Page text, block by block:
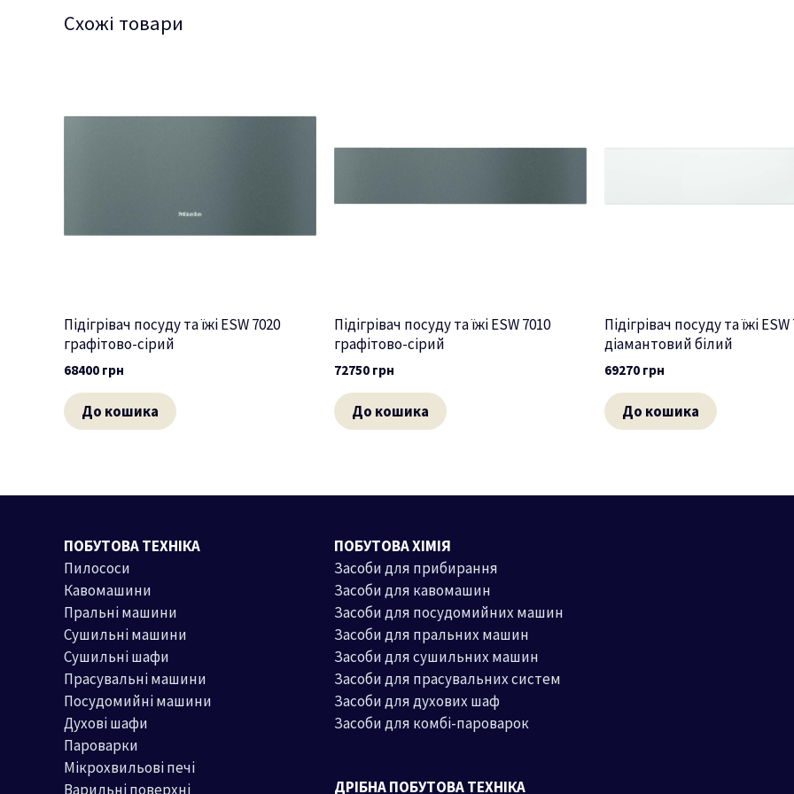
Схожі товари
Підігрівач посуду та їжі ESW 7020
графітово-сірий
68400 грн
До кошика
Підігрівач посуду та їжі ESW 7010
графітово-сірий
72750 грн
До кошика
Підігрівач посуду та їжі ESW
діамантовий білий
69270 грн
До кошика
ПОБУТОВА ТЕХНІКА
Пилососи
Кавомашини
Пральні машини
Сушильні машини
Сушильні шафи
Прасувальні машини
Посудомийні машини
Духові шафи
Пароварки
Мікрохвильові печі
Варильні поверхні
ПОБУТОВА ХІМІЯ
Засоби для прибирання
Засоби для кавомашин
Засоби для посудомийних машин
Засоби для пральних машин
Засоби для сушильних машин
Засоби для прасувальних систем
Засоби для духових шаф
Засоби для комбі-пароварок
ДРІБНА ПОБУТОВА ТЕХНІКА